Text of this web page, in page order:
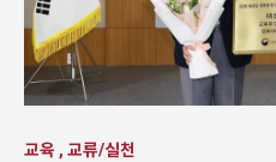
교육 , 교류/실천